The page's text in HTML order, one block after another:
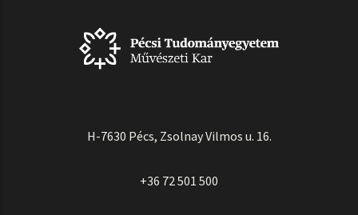
H-7630 Pécs, Zsolnay Vilmos u. 16.
+36 72 501 500